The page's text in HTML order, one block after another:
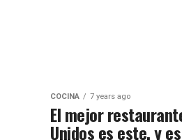
COCINA 7 years ago
El mejor
Unidos es este, y